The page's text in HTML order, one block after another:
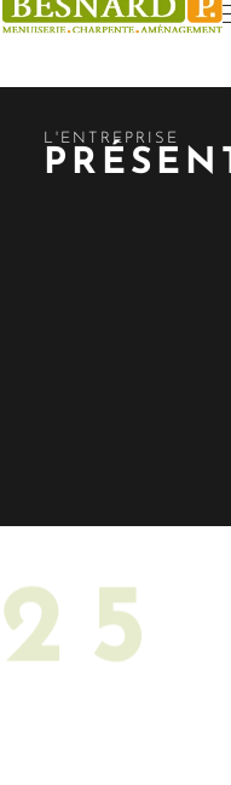
L'ENTREPRISE
25